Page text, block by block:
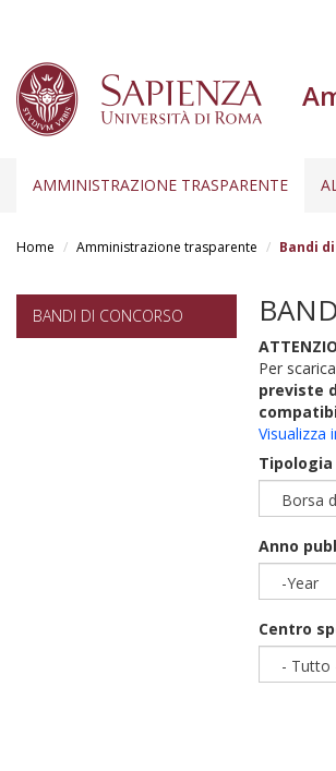
AMMINISTRAZIONE TRASPARENTE
Home Amministrazione trasparente Bandi
BANDI DI CONCORSO
Per
previste
Visualizza
Tipologia
Borsa
Anno
-Year
Centro
- Tutto